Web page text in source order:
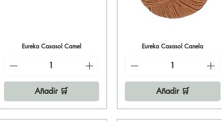
Vista rápida
Eureka Casasol Camel
Añadir 🛒
Vista rápida
Eureka Casasol Canela
Añadir 🛒